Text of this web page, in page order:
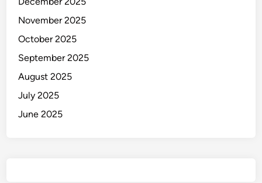
November 2025
October 2025
September 2025
August 2025
July 2025
June 2025